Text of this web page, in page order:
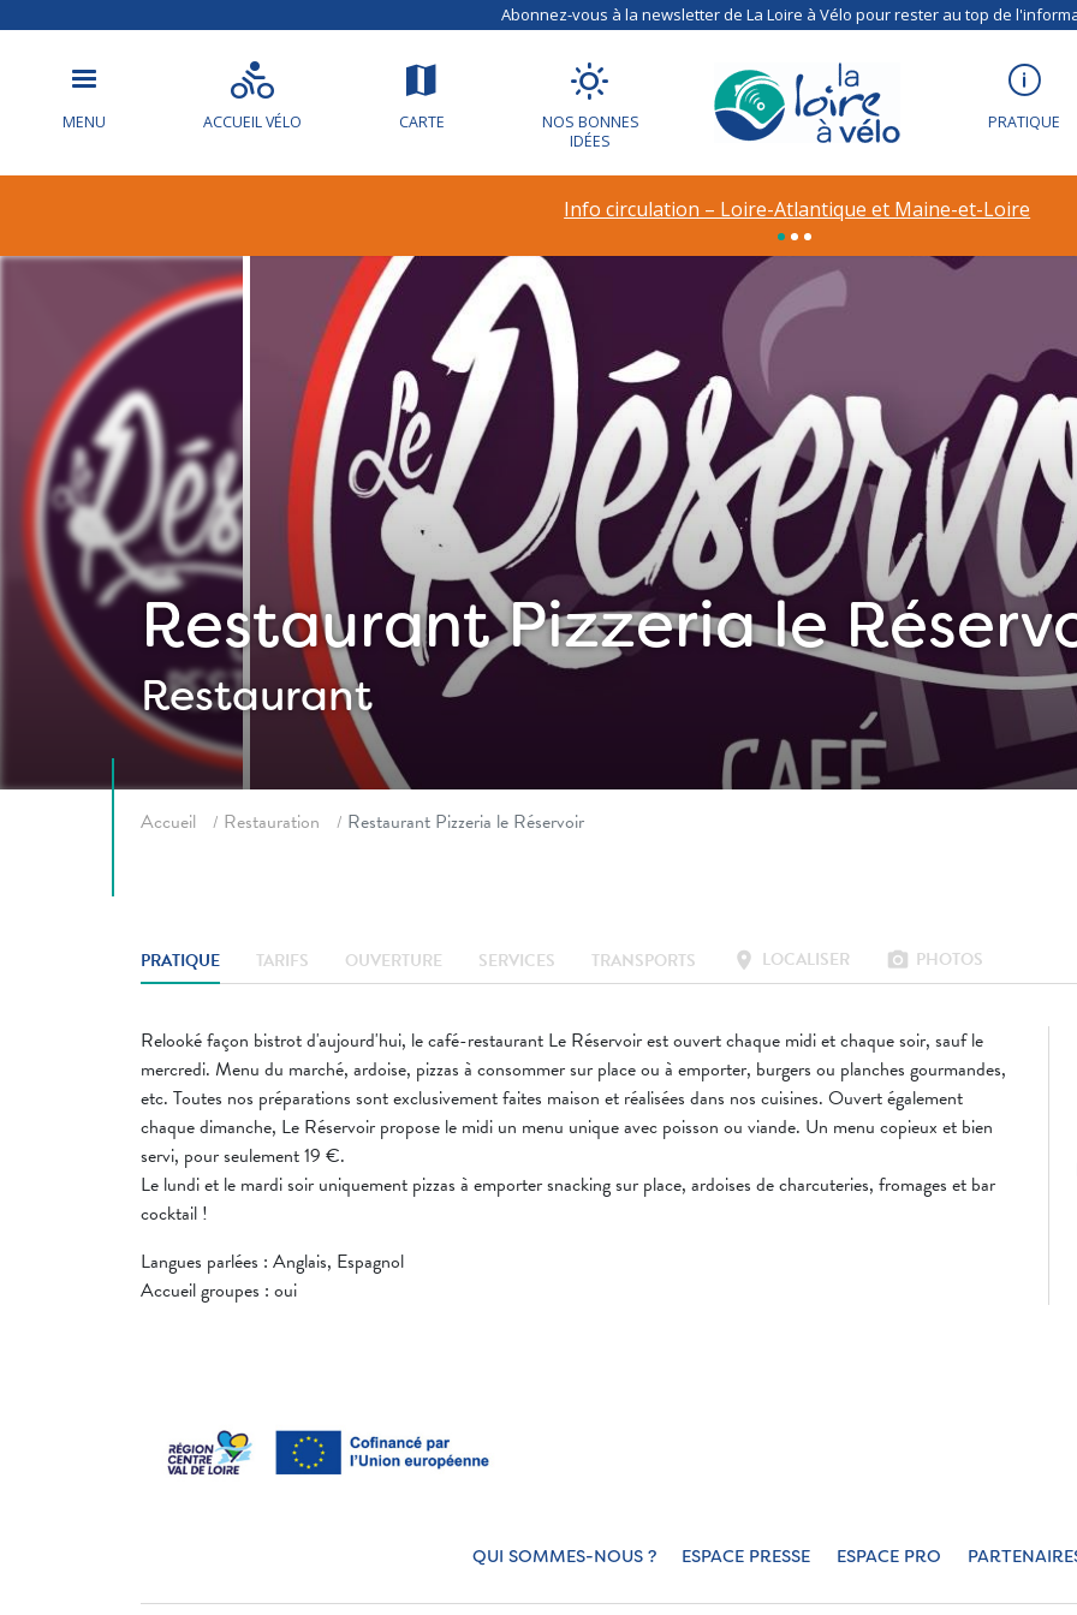
Abonnez-vous à la newsletter de La Loire à Vélo pour rester au top de
MENU ACCUEIL VÉLO CARTE
NOS BONNES
IDÉES
PRATIQUE
Info circulation – Loire-Atlantique et Maine-et-Loire
Restaurant Pizzeria le
Restaurant
Accueil Restauration Restaurant Pizzeria le Réservoir
PRATIQUE TARIFS OUVERTURE SERVICES TRANSPORTS location_on LOCALISER photo_camera PHOTOS
Relooké façon bistrot d'aujourd'hui, le café-restaurant Le Réservoir est ouvert chaque midi et chaque soir, sauf le
mercredi. Menu du marché, ardoise, pizzas à consommer sur place ou à emporter, burgers ou planches gourmandes,
etc. Toutes nos préparations sont exclusivement faites maison et réalisées dans nos cuisines. Ouvert également
chaque dimanche, Le Réservoir propose le midi un menu unique avec poisson ou viande. Un menu copieux et bien
servi, pour seulement 19 €.
Le lundi et le mardi soir uniquement pizzas à emporter snacking sur place, ardoises de charcuteries, fromages et bar
cocktail !
Langues parlées : Anglais, Espagnol
Accueil groupes : oui
QUI SOMMES-NOUS ? ESPACE PRESSE ESPACE PRO